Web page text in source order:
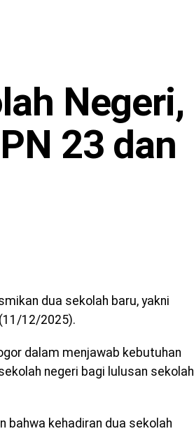
Negeri,
23 dan
dua sekolah baru, yakni
12/2025).
dalam menjawab kebutuhan
negeri bagi lulusan sekolah
bahwa kehadiran dua sekolah